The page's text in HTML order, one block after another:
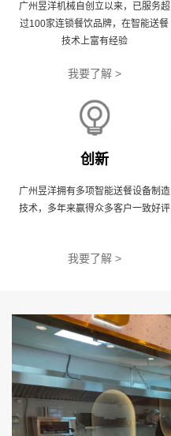
广州昱洋机械自创立以来，已服务超
过100家连锁餐饮品牌，在智能送餐
技术上富有经验
我要了解 >
创新
广州昱洋拥有多项智能送餐设备制造
技术，多年来赢得众多客户一致好评
我要了解 >